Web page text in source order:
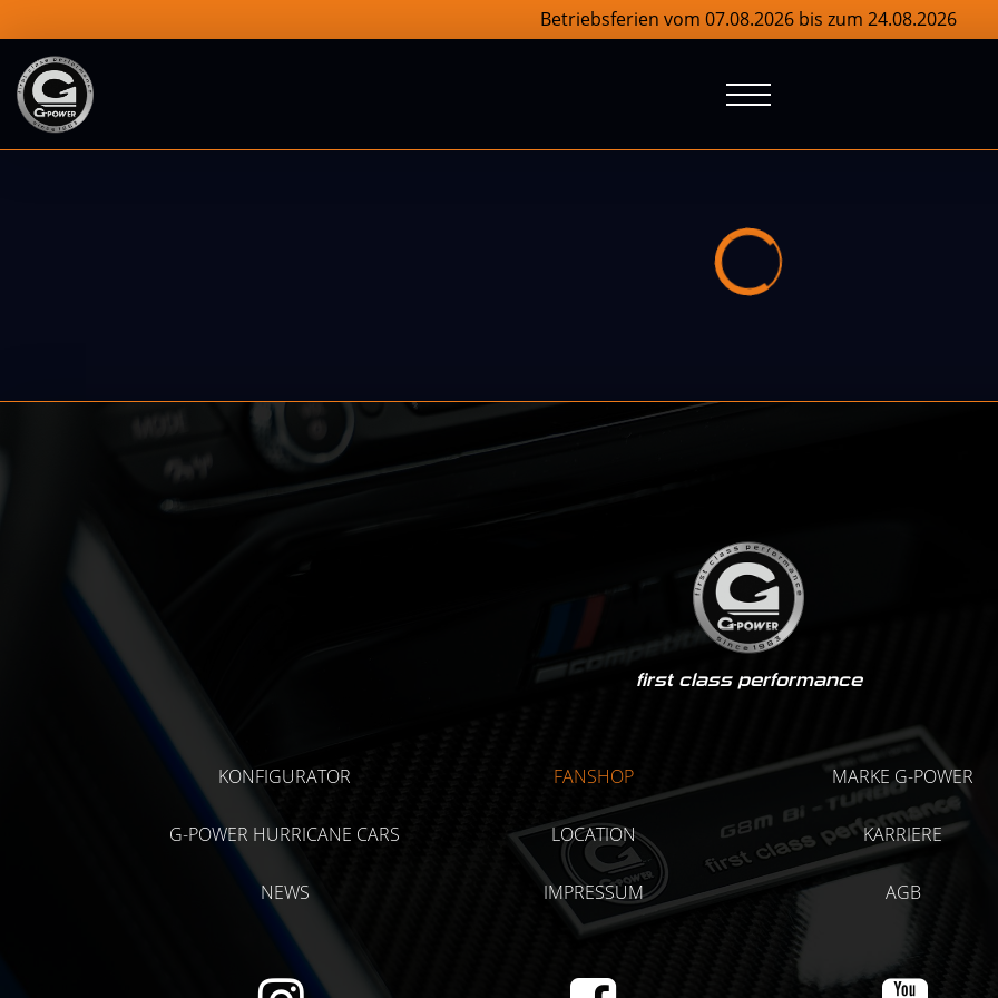
Betriebsferien vom 07.08.2026 bis zum 24.08.2026
first class performance
KONFIGURATOR FANSHOP MARKE G-POWER
G-POWER HURRICANE CARS LOCATION KARRIERE
NEWS IMPRESSUM AGB